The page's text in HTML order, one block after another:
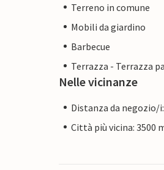
Terreno in comune
Mobili da giardino
Barbecue
Terrazza - Terrazza
Nelle vicinanze
Distanza da negozio/
Città più vicina: 3500